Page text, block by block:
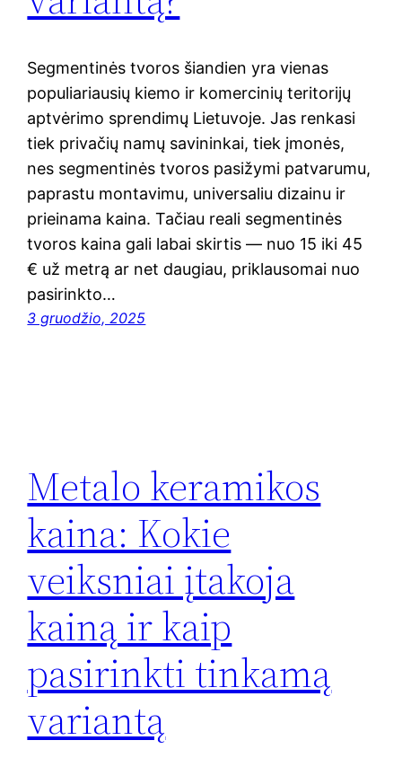
Segmentinės tvoros šiandien yra vienas
populiariausių kiemo ir komercinių teritorijų
aptvėrimo sprendimų Lietuvoje. Jas renkasi
tiek privačių namų savininkai, tiek įmonės,
nes segmentinės tvoros pasižymi patvarumu,
paprastu montavimu, universaliu dizainu ir
prieinama kaina. Tačiau reali segmentinės
tvoros kaina gali labai skirtis — nuo 15 iki 45
€ už metrą ar net daugiau, priklausomai nuo
pasirinkto…
3 gruodžio, 2025
Metalo keramikos
kaina: Kokie
veiksniai įtakoja
kainą ir kaip
pasirinkti tinkamą
variantą